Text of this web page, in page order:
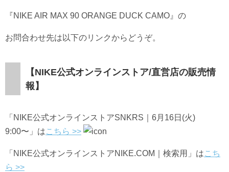
『NIKE AIR MAX 90 ORANGE DUCK CAMO』の
お問合わせ先は以下のリンクからどうぞ。
【NIKE公式オンラインストア/直営店の販売情
報】
「NIKE公式オンラインストアSNKRS｜6月16日(火)
9:00〜 」はこちら >>
「NIKE公式オンラインストアNIKE.COM｜検索用」はこち
ら >>